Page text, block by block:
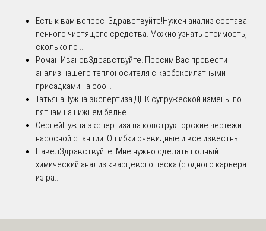
Есть к вам вопрос !Здравствуйте!Нужен анализ состава
пенного чистящего средства. Можно узнать стоимость,
сколько по ...
Роман ИвановЗдравствуйте. Просим Вас провести
анализ нашего теплоносителя с карбоксилатными
присадками на соо...
ТатьянаНужна экспертиза ДНК супружеской измены по
пятнам на нижнем белье
СергейНужна экспертиза на конструкторские чертежи
насосной станции. Ошибки очевидные и все известны.
ПавелЗдравствуйте. Мне нужно сделать полный
химический анализ кварцевого песка (с одного карьера
из ра...